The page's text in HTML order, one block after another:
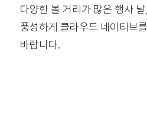
다양한 볼 거리가 많은 행사
풍성하게 클라우드 네이티브
바랍니다.